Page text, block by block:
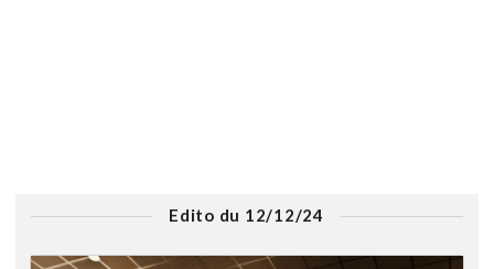
Edito du 12/12/24